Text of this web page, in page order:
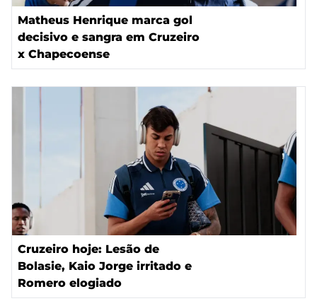
Matheus Henrique marca gol
decisivo e sangra em Cruzeiro
x Chapecoense
Cruzeiro hoje: Lesão de
Bolasie, Kaio Jorge irritado e
Romero elogiado